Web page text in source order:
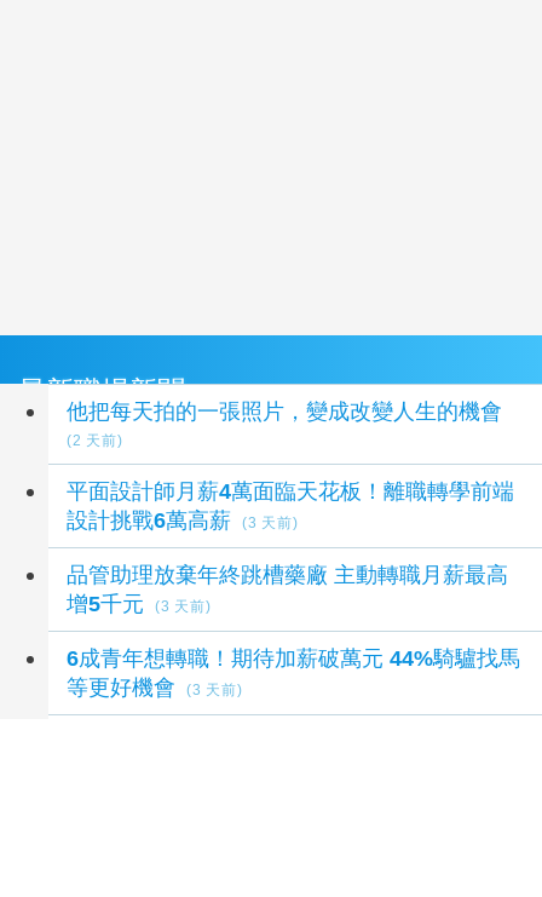
最新職場新聞
他把每天拍的一張照片，變成改變人生的機會
(2 天前)
平面設計師月薪4萬面臨天花板！離職轉學前端
設計挑戰6萬高薪
(3 天前)
品管助理放棄年終跳槽藥廠 主動轉職月薪最高
增5千元
(3 天前)
6成青年想轉職！期待加薪破萬元 44%騎驢找馬
等更好機會
(3 天前)